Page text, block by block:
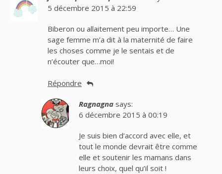
5 décembre 2015 à 22:59
Biberon ou allaitement peu importe… Une
sage femme m’a dit à la maternité de faire
les choses comme je le sentais et de
n’écouter que…moi!
Répondre
Ragnagna says:
6 décembre 2015 à 00:19
Je suis bien d’accord avec elle, et
tout le monde devrait être comme
elle et soutenir les mamans dans
leurs choix, quel qu’il soit !